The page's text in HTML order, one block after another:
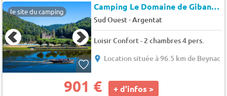
le site du camping Camping Le Domaine de Gibanel
Sud Ouest-Argentat
Loisir Confort - 2 chambres 4 pers.
Location située à 96.5 km de Beynac
901 € + d'infos >